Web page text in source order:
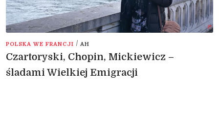
POLSKA WE FRANCJI / AH
Czartoryski, Chopin, Mickiewicz –
śladami Wielkiej Emigracji